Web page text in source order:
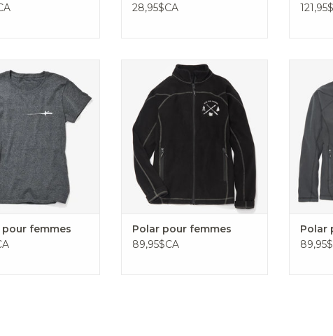
28,95$CA
femmes
Polar molletonné
AJOUTER AU PANIER
Polar pour femmes
89,95$CA
Polar